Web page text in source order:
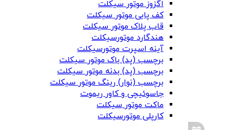
اگزوز موتور سیکلت
کف پایی موتور سیکلت
قاب پلاک موتور سیکلت
هندگارد موتورسیکلت
آینه اسپرت موتورسیکلت
برچسب (پد) باک موتور سیکلت
برچسب (پد) بدنه موتور سیکلت
برچسب (نوار) رینگ موتور سیکلت
جاسوئیچی و کاور ریموت
ماکت موتور سیکلت
کارپلی موتورسیکلت